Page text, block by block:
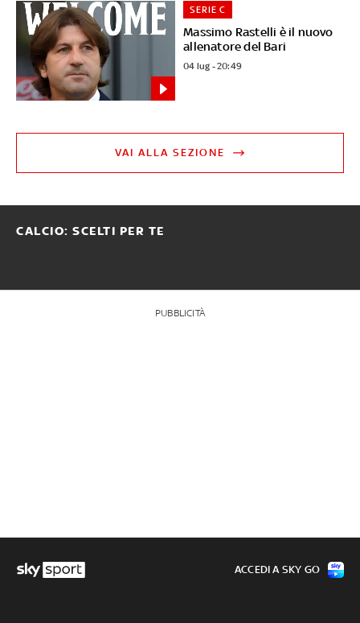
Massimo Rastelli è il nuovo
allenatore del Bari
SERIE C
04 lug - 20:49
VAI ALLA SEZIONE
CALCIO: SCELTI PER TE
PUBBLICITÀ
ACCEDI A SKY GO